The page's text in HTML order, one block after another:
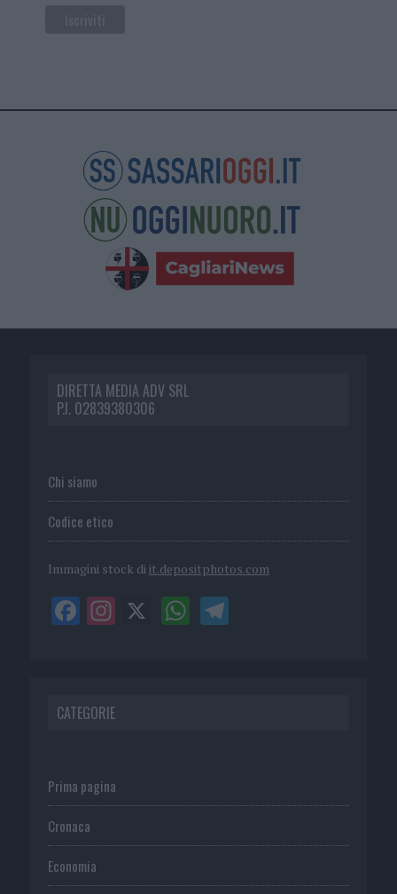
DIRETTA MEDIA ADV SRL
P.I. 02839380306
Chi siamo
Codice etico
Immagini stock di it.depositphotos.com
CATEGORIE
Prima pagina
Cronaca
Economia